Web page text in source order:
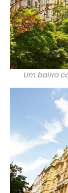
Um bairro